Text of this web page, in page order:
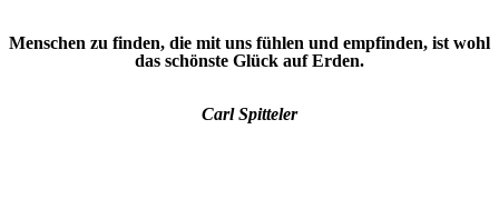
Menschen zu finden, die mit uns fühlen und empfinden, ist wohl
das schönste Glück auf Erden.
Carl Spitteler